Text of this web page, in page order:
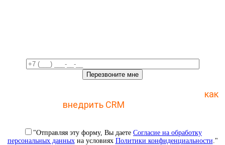
как
внедрить CRM
"Отправляя эту форму, Вы даете Согласие на обработку
персональных данныхна условиях Политики конфиденциальности ."